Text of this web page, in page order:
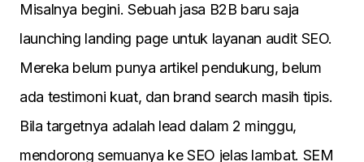
Misalnya begini. Sebuah jasa B2B baru saja
launching landing page untuk layanan audit SEO.
Mereka belum punya artikel pendukung, belum
ada testimoni kuat, dan brand search masih tipis.
Bila targetnya adalah lead dalam 2 minggu,
mendorong semuanya ke SEO jelas lambat. SEM